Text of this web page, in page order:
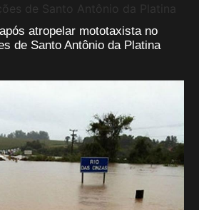
atropelar mototaxista no
de Santo Antônio da Platina